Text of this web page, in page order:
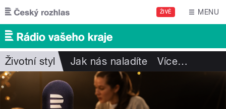
Přejít k hlavnímu obsahu
ŽIVĚ MENU
Životní styl Jak nás naladíte Více…